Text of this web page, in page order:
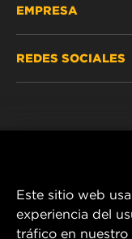
EMPRESA
REDES SOCIALES
Este sitio web
experiencia del
tráfico en